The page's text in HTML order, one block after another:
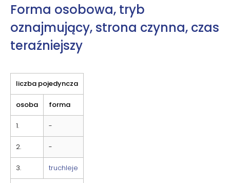
Forma osobowa, tryb
oznajmujący, strona czynna, czas
teraźniejszy
liczba pojedyncza
osoba forma
1. -
2. -
3. truchleje